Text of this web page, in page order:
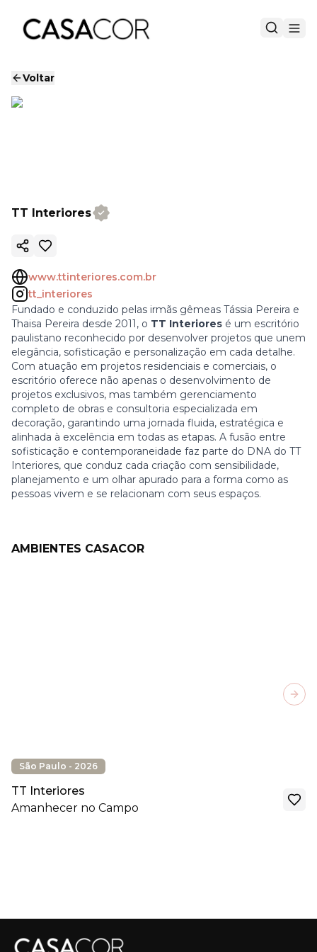
Voltar
TT Interiores
Copiar link
www.ttinteriores.com.br
tt_interiores
Fundado e conduzido pelas irmãs gêmeas Tássia Pereira e
Thaisa Pereira desde 2011, o TT Interiores é um escritório
paulistano reconhecido por desenvolver projetos que unem
elegância, sofisticação e personalização em cada detalhe.
Com atuação em projetos residenciais e comerciais, o
escritório oferece não apenas o desenvolvimento de
projetos exclusivos, mas também gerenciamento
completo de obras e consultoria especializada em
decoração, garantindo uma jornada fluida, estratégica e
alinhada à excelência em todas as etapas. A fusão entre
sofisticação e contemporaneidade faz parte do DNA do TT
Interiores, que conduz cada criação com sensibilidade,
planejamento e um olhar apurado para a forma como as
pessoas vivem e se relacionam com seus espaços.
AMBIENTES CASACOR
São Paulo - 2026
TT Interiores
Amanhecer no Campo